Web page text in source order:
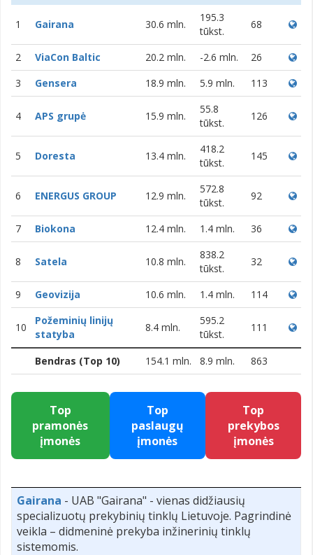
1 Gairana 30.6 mln.
195.3
tūkst.
68
2 ViaCon Baltic 20.2 mln. -2.6 mln.
26
3
Gensera 18.9 mln. 5.9 mln. 113
4 APS grupė 15.9 mln.
55.8
tūkst.
126
5 Doresta 13.4 mln.
418.2
tūkst.
145
6 ENERGUS GROUP 12.9 mln.
572.8
tūkst.
92
7 Biokona 12.4 mln. 1.4 mln. 36
8 Satela 10.8 mln.
838.2
tūkst.
32
9 Geovizija 10.6 mln. 1.4 mln. 114
10
Požeminių linijų
statyba
8.4 mln.
595.2
tūkst.
111
Bendras (Top 10) 154.1 mln. 8.9 mln. 863
Top
pramonės
įmonės
Top
paslaugų
įmonės
Top
prekybos
įmonės
Gairana - UAB "Gairana" - vienas didžiausių
specializuotų prekybinių tinklų Lietuvoje. Pagrindinė
veikla – didmeninė prekyba inžinerinių tinklų
sistemomis.